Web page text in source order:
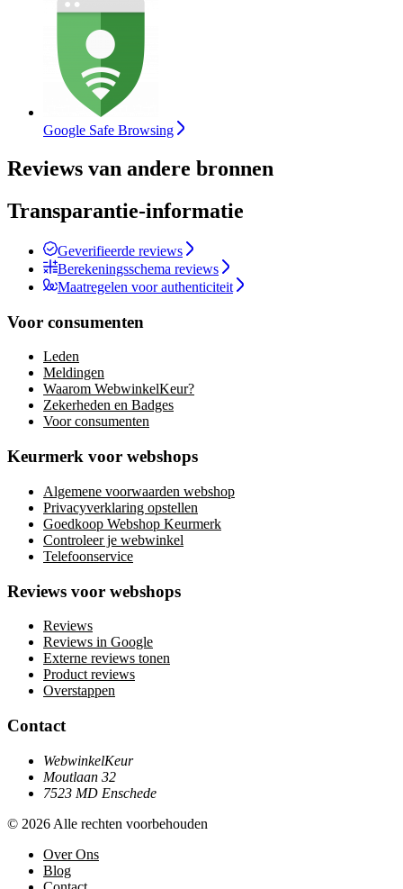
Google Safe Browsing
Reviews van andere bronnen
Transparantie-informatie
Geverifieerde reviews
Berekeningsschema reviews
Maatregelen voor authenticiteit
Voor consumenten
Leden
Meldingen
Waarom WebwinkelKeur?
Zekerheden en Badges
Voor consumenten
Keurmerk voor webshops
Algemene voorwaarden webshop
Privacyverklaring opstellen
Goedkoop Webshop Keurmerk
Controleer je webwinkel
Telefoonservice
Reviews voor webshops
Reviews
Reviews in Google
Externe reviews tonen
Product reviews
Overstappen
Contact
WebwinkelKeur
Moutlaan 32
7523 MD Enschede
© 2026 Alle rechten voorbehouden
Over Ons
Blog